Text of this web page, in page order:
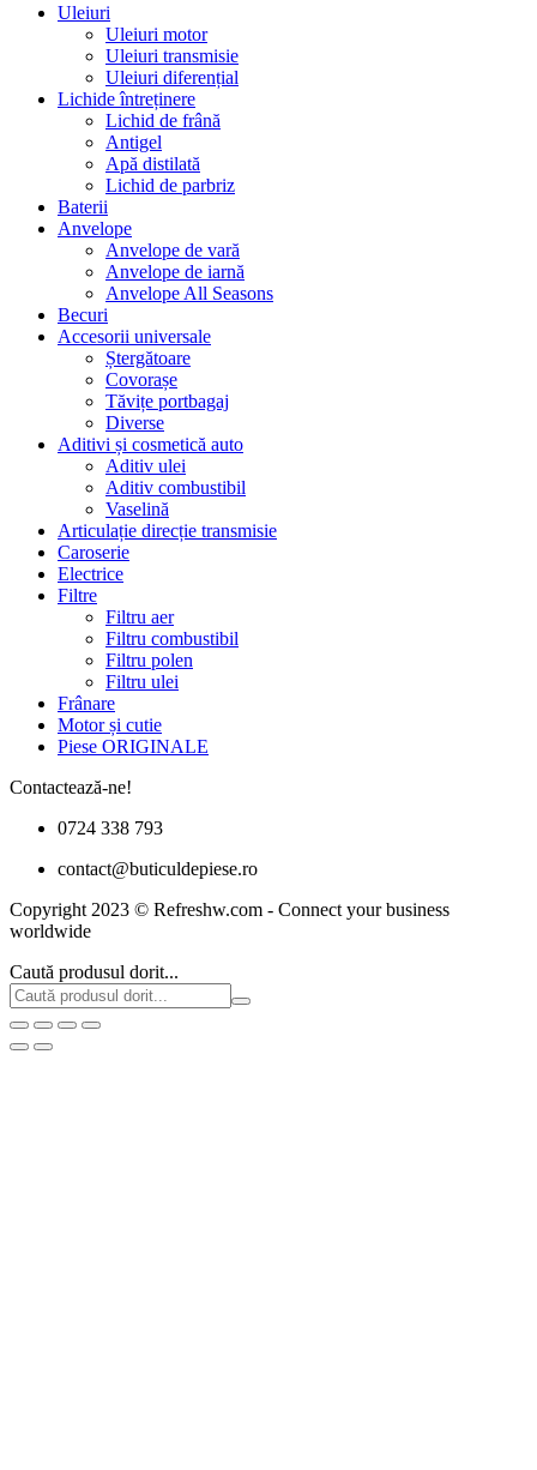
Uleiuri
Uleiuri motor
Uleiuri transmisie
Uleiuri diferențial
Lichide întreținere
Lichid de frână
Antigel
Apă distilată
Lichid de parbriz
Baterii
Anvelope
Anvelope de vară
Anvelope de iarnă
Anvelope All Seasons
Becuri
Accesorii universale
Ștergătoare
Covorașe
Tăvițe portbagaj
Diverse
Aditivi și cosmetică auto
Aditiv ulei
Aditiv combustibil
Vaselină
Articulație direcție transmisie
Caroserie
Electrice
Filtre
Filtru aer
Filtru combustibil
Filtru polen
Filtru ulei
Frânare
Motor și cutie
Piese ORIGINALE
Contactează-ne!
0724 338 793
contact@buticuldepiese.ro
Copyright 2023 © Refreshw.com - Connect your business
worldwide
Caută produsul dorit...